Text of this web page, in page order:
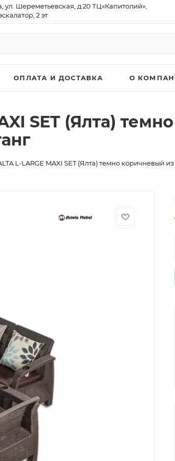
ул. Шереметьевская, д.20 ТЦ«Капитолий»,
2 эт
ОПЛАТА И ДОСТАВКА О
SET (Ялта)
L-LARGE MAXI SET (Ялта) темно коричневый